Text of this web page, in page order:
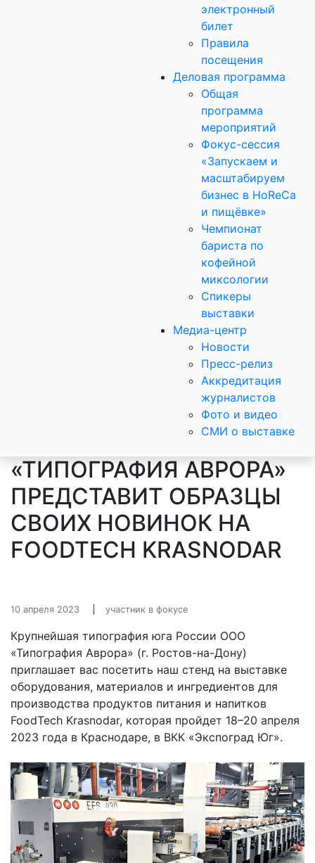
электронный
билет
Правила
посещения
Деловая программа
Общая
программа
мероприятий
Фокус-сессия
«Запускаем и
масштабируем
бизнес в HoReCa
и пищёвке»
Чемпионат
бариста по
кофейной
миксологии
Спикеры
выставки
Медиа-центр
Новости
Пресс-релиз
Аккредитация
журналистов
Фото и видео
СМИ о выставке
«ТИПОГРАФИЯ АВРОРА»
ПРЕДСТАВИТ ОБРАЗЦЫ
СВОИХ НОВИНОК НА
FOODTECH KRASNODAR
10 апреля 2023 участник в фокусе
Крупнейшая типография юга России ООО
«Типография Аврора» (г. Ростов-на-Дону)
приглашает вас посетить наш стенд на выставке
оборудования, материалов и ингредиентов для
производства продуктов питания и напитков
FoodTech Krasnodar, которая пройдет 18–20 апреля
2023 года в Краснодаре, в ВКК «Экспоград Юг».